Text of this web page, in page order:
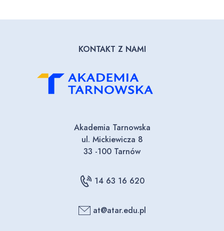
KONTAKT Z NAMI
Akademia Tarnowska
ul. Mickiewicza 8
33 -100 Tarnów
14 63 16 620
at@atar.edu.pl